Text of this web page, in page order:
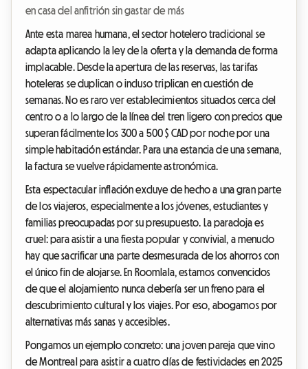
en casa del anfitrión sin gastar de más
Ante esta marea humana, el sector hotelero tradicional se
adapta aplicando la ley de la oferta y la demanda de forma
implacable. Desde la apertura de las reservas, las tarifas
hoteleras se duplican o incluso triplican en cuestión de
semanas. No es raro ver establecimientos situados cerca del
centro o a lo largo de la línea del tren ligero con precios que
superan fácilmente los 300 a 500 $ CAD por noche por una
simple habitación estándar. Para una estancia de una semana,
la factura se vuelve rápidamente astronómica.
Esta espectacular inflación excluye de hecho a una gran parte
de los viajeros, especialmente a los jóvenes, estudiantes y
familias preocupadas por su presupuesto. La paradoja es
cruel: para asistir a una fiesta popular y convivial, a menudo
hay que sacrificar una parte desmesurada de los ahorros con
el único fin de alojarse. En Roomlala, estamos convencidos
de que el alojamiento nunca debería ser un freno para el
descubrimiento cultural y los viajes. Por eso, abogamos por
alternativas más sanas y accesibles.
Pongamos un ejemplo concreto: una joven pareja que vino
de Montreal para asistir a cuatro días de festividades en 2025